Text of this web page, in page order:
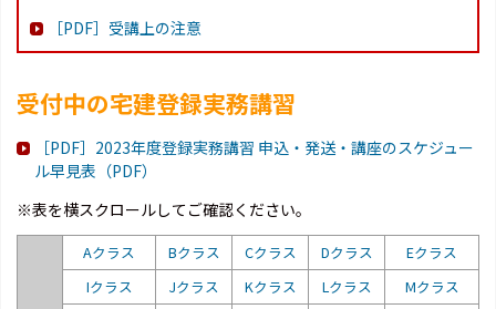
［PDF］受講上の注意
受付中の宅建登録実務講習
［PDF］2023年度登録実務講習 申込・発送・講座のスケジュー
ル早見表（PDF）
※表を横スクロールしてご確認ください。
Aクラス Bクラス Cクラス Dクラス
Eクラス
Iクラス
Jクラス Kクラス Lクラス
Mクラス